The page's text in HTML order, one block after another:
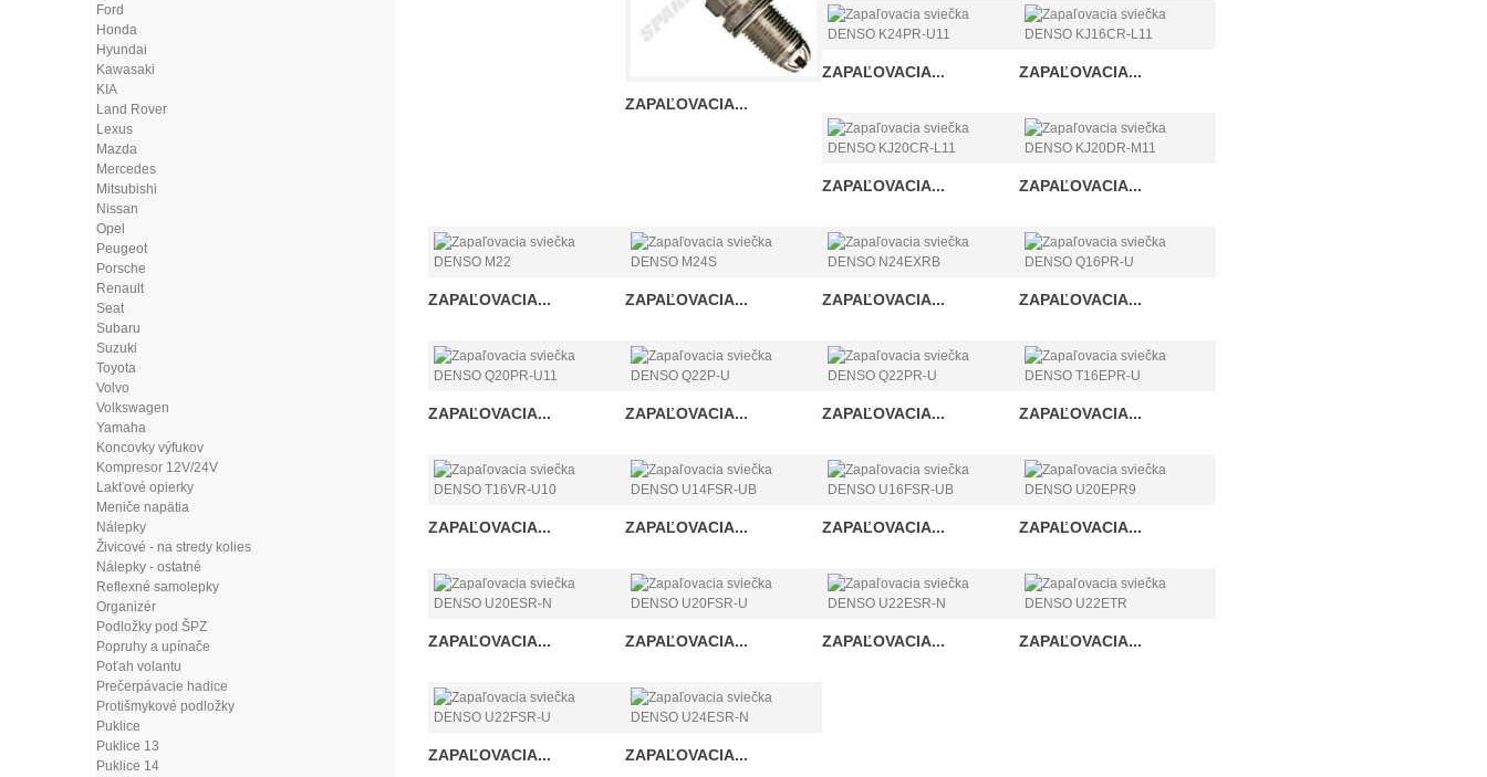
Ford
Honda
Hyundai
Kawasaki
KIA
Land Rover
Lexus
Mazda
Mercedes
Mitsubishi
Nissan
Opel
Peugeot
Porsche
Renault
Seat
Subaru
Suzuki
Toyota
Volvo
Volkswagen
Yamaha
Koncovky výfukov
Kompresor 12V/24V
Lakťové opierky
Meniče napätia
Nálepky
Živicové - na stredy kolies
Nálepky - ostatné
Reflexné samolepky
Organizér
Podložky pod ŠPZ
Popruhy a upínače
Poťah volantu
Prečerpávacie hadice
Protišmykové podložky
Puklice
Puklice 13
Puklice 14
ZAPAĽOVACIA...
ZAPAĽOVACIA... ZAPAĽOVACIA...
ZAPAĽOVACIA... ZAPAĽOVACIA...
ZAPAĽOVACIA... ZAPAĽOVACIA... ZAPAĽOVACIA... ZAPAĽOVACIA...
ZAPAĽOVACIA... ZAPAĽOVACIA... ZAPAĽOVACIA... ZAPAĽOVACIA...
ZAPAĽOVACIA... ZAPAĽOVACIA... ZAPAĽOVACIA... ZAPAĽOVACIA...
ZAPAĽOVACIA... ZAPAĽOVACIA... ZAPAĽOVACIA... ZAPAĽOVACIA...
ZAPAĽOVACIA... ZAPAĽOVACIA...